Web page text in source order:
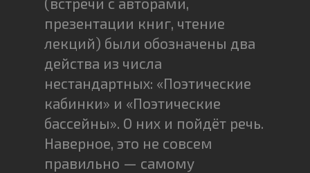
презентации книг, чтение
лекций) были обозначены два
действа из числа
нестандартных: «Поэтические
кабинки» и «Поэтические
бассейны». О них и пойдёт речь.
Наверное, это не совсем
правильно — самому